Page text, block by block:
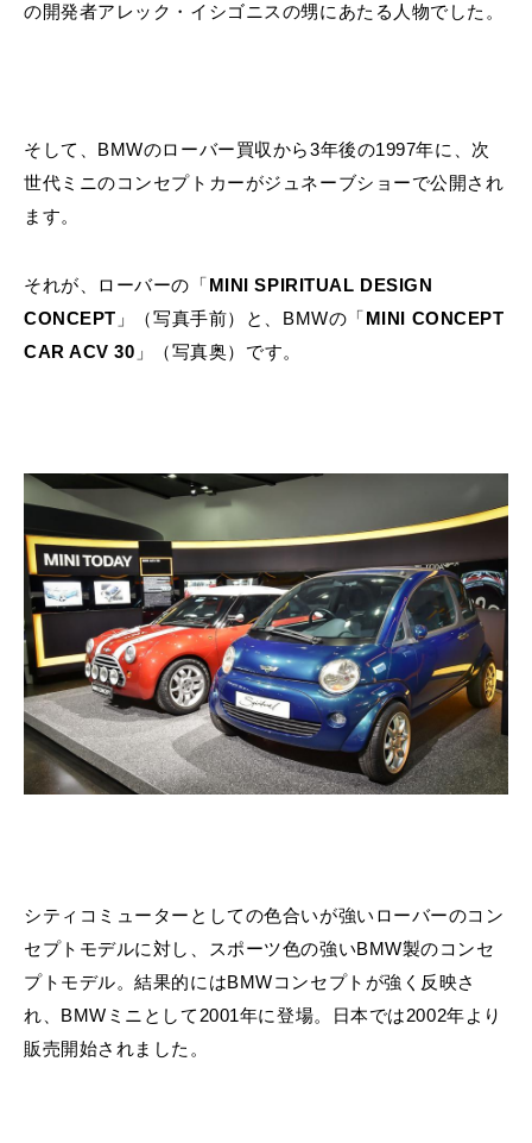
の開発者アレック・イシゴニスの甥にあたる人物でした。
そして、BMWのローバー買収から3年後の1997年に、次
世代ミニのコンセプトカーがジュネーブショーで公開され
ます。
それが、ローバーの「MINI SPIRITUAL DESIGN
CONCEPT 」（写真手前）と、BMWの「MINI CONCEPT
CAR ACV 30 」（写真奥）です。
シティコミューターとしての色合いが強いローバーのコン
セプトモデルに対し、スポーツ色の強いBMW製のコンセ
プトモデル。結果的にはBMWコンセプトが強く反映さ
れ、BMWミニとして2001年に登場。日本では2002年より
販売開始されました。